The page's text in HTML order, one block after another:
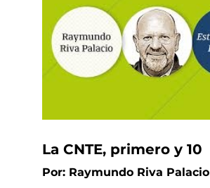
La CNTE, primero y 10
Por: Raymundo Riva Palacio